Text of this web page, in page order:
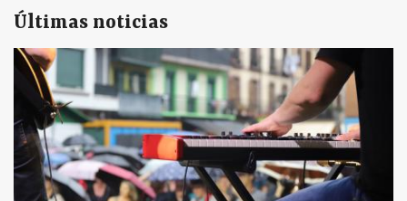
Últimas noticias